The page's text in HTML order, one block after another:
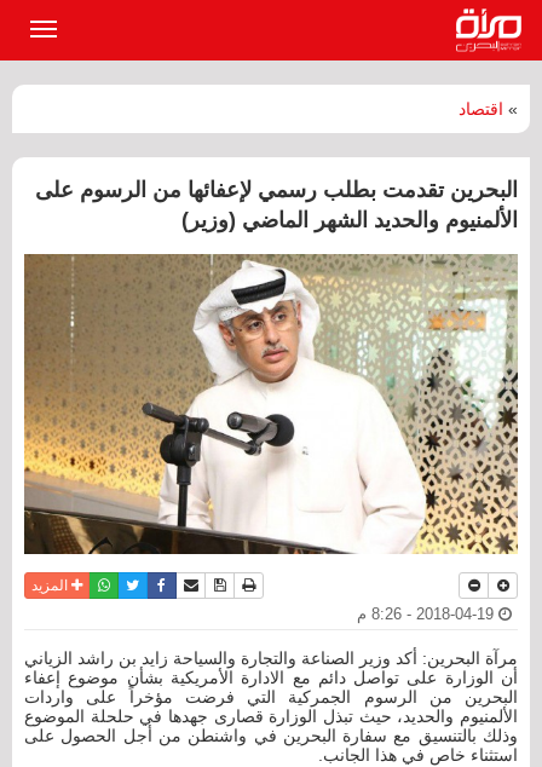
» اقتصاد
البحرين تقدمت بطلب رسمي لإعفائها من الرسوم على
الألمنيوم والحديد الشهر الماضي (وزير)
نسخة للطباعة
حفظ الموضوع
أرسل الى صديق
فيسبوكتويترواتسابالمزيد
مرآة البحرين: أكد وزير الصناعة والتجارة والسياحة زايد بن راشد الزياني
أن الوزارة على تواصل دائم مع الادارة الأمريكية بشأن موضوع إعفاء
البحرين من الرسوم الجمركية التي فرضت مؤخراً على واردات
الألمنيوم والحديد، حيث تبذل الوزارة قصارى جهدها في حلحلة الموضوع
وذلك بالتنسيق مع سفارة البحرين في واشنطن من أجل الحصول على
استثناء خاص في هذا الجانب.